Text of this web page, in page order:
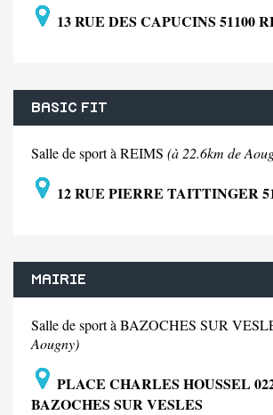
13 RUE DES CAPUCINS 51100
BASIC FIT
Salle de sport à REIMS (à 22.6km de
12 RUE PIERRE TAITTINGER
MAIRIE
Salle de sport à BAZOCHES SUR
Aougny)
PLACE CHARLES HOUSSEL
BAZOCHES SUR VESLES